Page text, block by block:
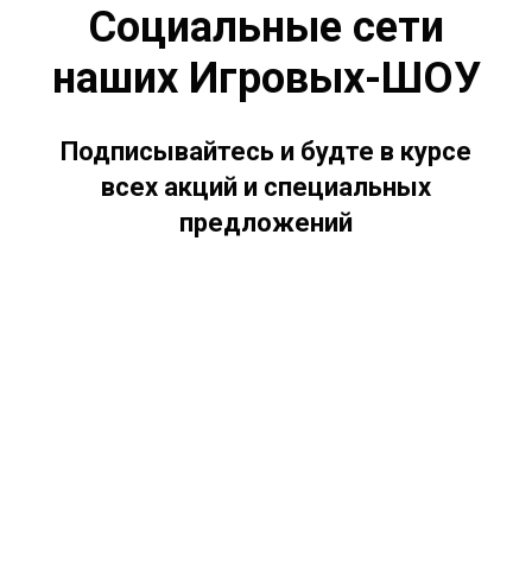
Социальные сети
наших Игровых-ШОУ
Подписывайтесь и будте в курсе
всех акций и специальных
предложений